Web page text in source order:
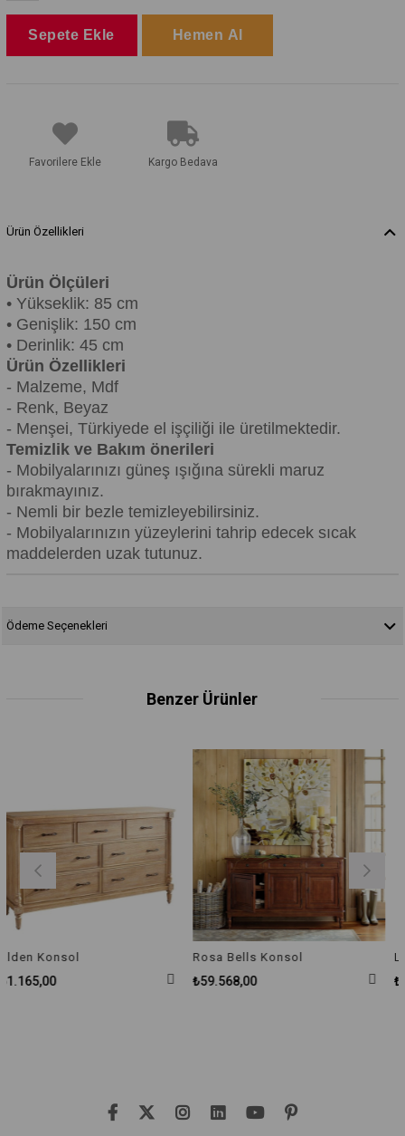
Favorilere Ekle Kargo Bedava
Ürün Özellikleri
Ürün Ölçüleri
• Yükseklik: 85 cm
• Genişlik: 150 cm
• Derinlik: 45 cm
Ürün Özellikleri
- Malzeme, Mdf
- Renk, Beyaz
- Menşei, Türkiyede el işçiliği ile üretilmektedir.
Temizlik ve Bakım önerileri
- Mobilyalarınızı güneş ışığına sürekli maruz
bırakmayınız.
- Nemli bir bezle temizleyebilirsiniz.
- Mobilyalarınızın yüzeylerini tahrip edecek sıcak
maddelerden uzak tutunuz.
Ödeme Seçenekleri
Benzer Ürünler
Rosa Bells Konsol
₺59.568,00
Love Story
₺43.362,00